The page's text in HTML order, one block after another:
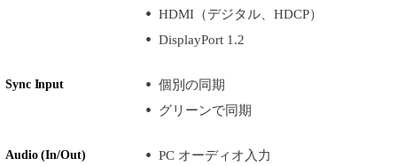
HDMI（デジタル、HDCP）
DisplayPort 1.2
Sync Input
個別の同期
グリーンで同期
Audio (In/Out)
PC オーディオ入力